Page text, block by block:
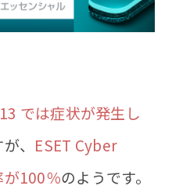
では症状が発生し
、 ESET Cyber
100％のようです。